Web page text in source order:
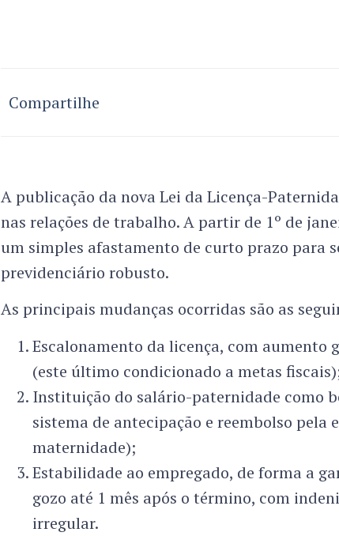
Compartilhe
A publicação da nova Lei da Licença-
nas relações de trabalho. A partir de 1º de
um simples afastamento de curto prazo para
previdenciário robusto.
As principais mudanças ocorridas são as
Escalonamento da licença, com aumento
(este último condicionado a metas
Instituição do salário-paternidade como
sistema de antecipação e reembolso pela
maternidade);
Estabilidade ao empregado, de forma a
gozo até 1 mês após o término, com
irregular.